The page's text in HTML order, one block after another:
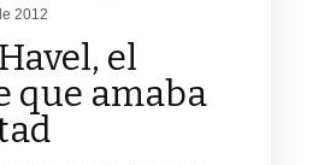
2012
el
que amaba